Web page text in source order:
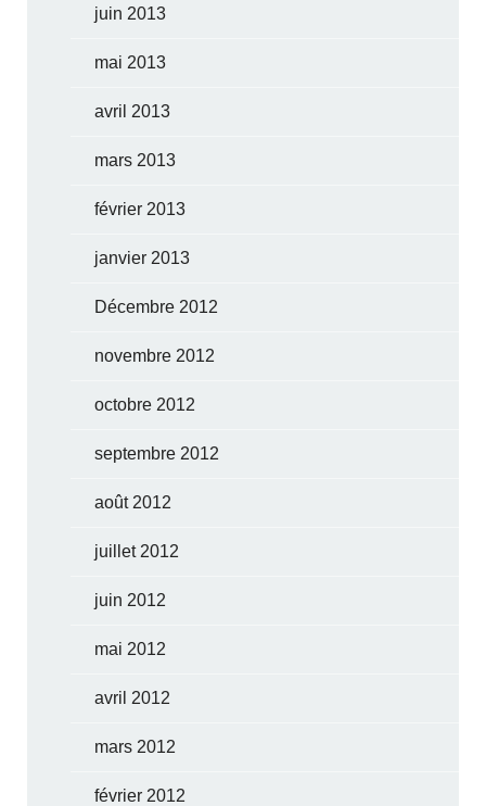
juin 2013
mai 2013
avril 2013
mars 2013
février 2013
janvier 2013
Décembre 2012
novembre 2012
octobre 2012
septembre 2012
août 2012
juillet 2012
juin 2012
mai 2012
avril 2012
mars 2012
février 2012